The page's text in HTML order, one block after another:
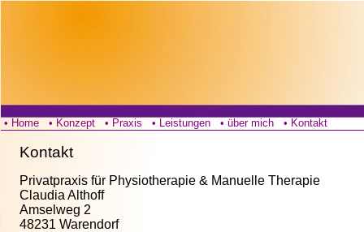
• Home • Konzept • Praxis • Leistungen • über mich • Kontakt
Kontakt
Privatpraxis für Physiotherapie & Manuelle Therapie
Claudia Althoff
Amselweg 2
48231 Warendorf